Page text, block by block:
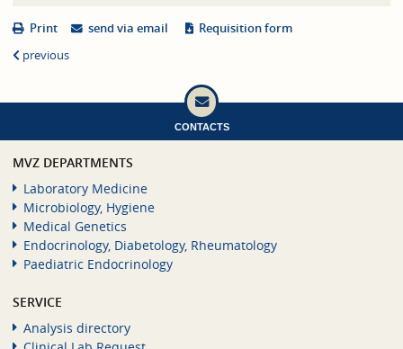
Print send via email
Requisition form
previous
CONTACTS
MVZ DEPARTMENTS
Laboratory Medicine
Microbiology, Hygiene
Medical Genetics
Endocrinology, Diabetology, Rheumatology
Paediatric Endocrinology
SERVICE
Analysis directory